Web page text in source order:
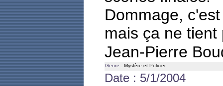
Dommage,
mais ça ne tient
Jean-Pierre
Genre : Mystère et Policier
Date : 5/1/2004